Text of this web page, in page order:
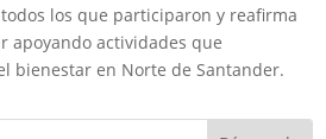
todos los que participaron y reafirma
apoyando actividades que
bienestar en Norte de Santander.